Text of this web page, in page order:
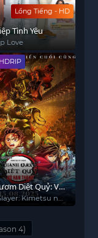
Lồng Tiếng - HD
Tình Yêu
Love
Diệt Quỷ: Vô
Kimetsu no
4)